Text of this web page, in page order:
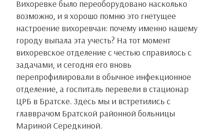
Вихоревке было переоборудовано насколько
возможно, и я хорошо помню это гнетущее
настроение вихоревчан: почему именно нашему
городу выпала эта учесть? На тот момент
вихоревское отделение с честью справилось с
задачами, и сегодня его вновь
перепрофилировали в обычное инфекционное
отделение, а госпиталь перевели в стационар
ЦРБ в Братске. Здесь мы и встретились с
главврачом Братской районной больницы
Мариной Середкиной.